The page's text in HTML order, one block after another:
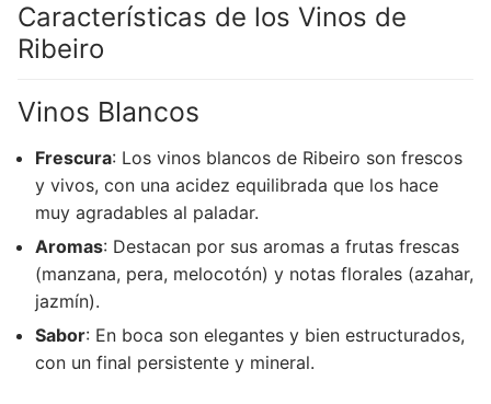
Características de los Vinos de
Ribeiro
Vinos Blancos
Frescura: Los vinos blancos de Ribeiro son frescos
y vivos, con una acidez equilibrada que los hace
muy agradables al paladar.
Aromas: Destacan por sus aromas a frutas frescas
(manzana, pera, melocotón) y notas florales (azahar,
jazmín).
Sabor: En boca son elegantes y bien estructurados,
con un final persistente y mineral.